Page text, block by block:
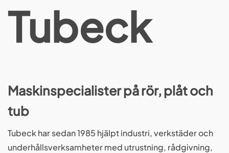
Tubeck
Maskinspecialister på rör, plåt och
tub
Tubeck har sedan 1985 hjälpt industri, verkstäder och
underhållsverksamheter med utrustning, rådgivning,